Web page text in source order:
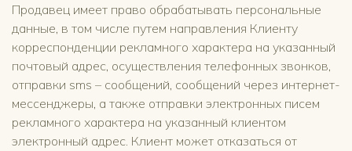
Продавец имеет право обрабатывать персональные
данные, в том числе путем направления Клиенту
корреспонденции рекламного характера на указанный
почтовый адрес, осуществления телефонных звонков,
отправки sms – сообщений, сообщений через интернет-
мессенджеры, а также отправки электронных писем
рекламного характера на указанный клиентом
электронный адрес. Клиент может отказаться от